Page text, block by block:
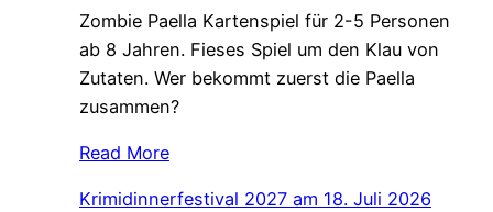
Zombie Paella Kartenspiel für 2-5 Personen
ab 8 Jahren. Fieses Spiel um den Klau von
Zutaten. Wer bekommt zuerst die Paella
zusammen?
Read More
Krimidinnerfestival 2027 am 18. Juli 2026